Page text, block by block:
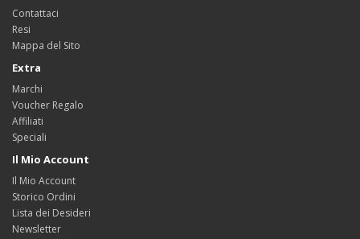
Contattaci
Resi
Mappa del Sito
Extra
Marchi
Voucher Regalo
Affiliati
Speciali
Il Mio Account
Il Mio Account
Storico Ordini
Lista dei Desideri
Newsletter